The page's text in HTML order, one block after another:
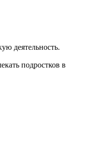
деятельность.
подростков в